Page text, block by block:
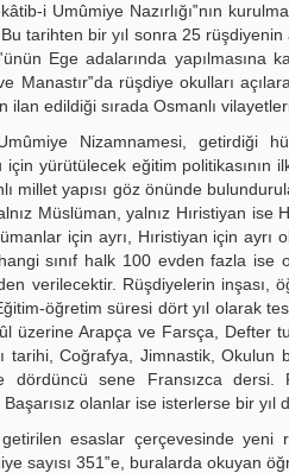
i Umûmiye Nazırlığı‟nın
tarihten bir yıl sonra 25
Ege adalarında yapılmasına
Manastır‟da rüşdiye okulları
ilan edildiği sırada Osmanlı
Nizamnamesi, getirdiği
için yürütülecek eğitim
millet yapısı göz önünde
Müslüman, yalnız Hıristiyan ise
için ayrı, Hıristiyan için ayrı
sınıf halk 100 evden fazla ise
verilecektir. Rüşdiyelerin inşası,
öğretim süresi dört yıl olarak
üzerine Arapça ve Farsça, Defter
tarihi, Coğrafya, Jimnastik,
dördüncü sene Fransızca dersi.
olanlar ise isterlerse bir
esaslar çerçevesinde yeni
sayısı 351‟e, buralarda okuyan